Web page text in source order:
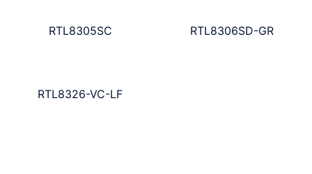
RTL8305SC RTL8306SD-GR
RTL8326-VC-LF